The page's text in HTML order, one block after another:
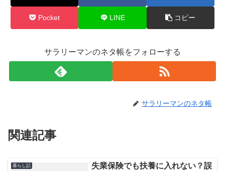
Pocket LINE コピー
サラリーマンのネタ帳をフォローする
サラリーマンのネタ帳
関連記事
暮らし記
失業保険でも扶養に入れない？誤